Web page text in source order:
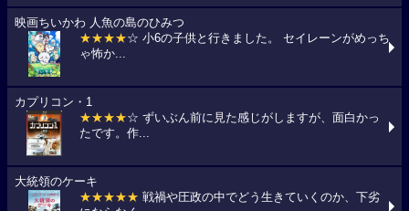
映画ちいかわ 人魚の島のひみつ
★★★★☆ 小6の子供と行きました。 セイレーンがめっち
ゃ怖か...
カプリコン・1
★★★★☆ ずいぶん前に見た感じがしますが、面白かっ
たです。作...
大統領のケーキ
★★★★★ 戦禍や圧政の中でどう生きていくのか、下劣